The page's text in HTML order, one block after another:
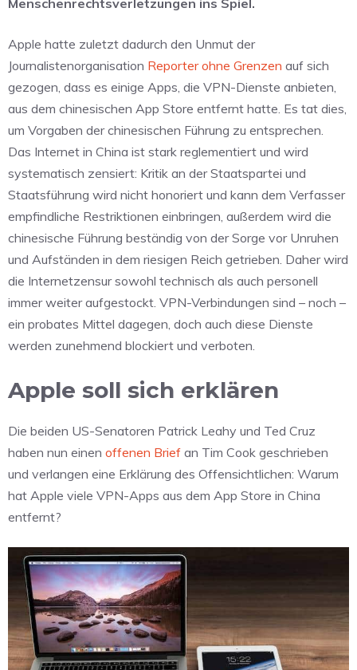
Menschenrechtsverletzungen ins Spiel.
Apple hatte zuletzt dadurch den Unmut der
Journalistenorganisation Reporter ohne Grenzen auf sich
gezogen, dass es einige Apps, die VPN-Dienste anbieten,
aus dem chinesischen App Store entfernt hatte. Es tat dies,
um Vorgaben der chinesischen Führung zu entsprechen.
Das Internet in China ist stark reglementiert und wird
systematisch zensiert: Kritik an der Staatspartei und
Staatsführung wird nicht honoriert und kann dem Verfasser
empfindliche Restriktionen einbringen, außerdem wird die
chinesische Führung beständig von der Sorge vor Unruhen
und Aufständen in dem riesigen Reich getrieben. Daher wird
die Internetzensur sowohl technisch als auch personell
immer weiter aufgestockt. VPN-Verbindungen sind – noch –
ein probates Mittel dagegen, doch auch diese Dienste
werden zunehmend blockiert und verboten.
Apple soll sich erklären
Die beiden US-Senatoren Patrick Leahy und Ted Cruz
haben nun einen offenen Brief an Tim Cook geschrieben
und verlangen eine Erklärung des Offensichtlichen: Warum
hat Apple viele VPN-Apps aus dem App Store in China
entfernt?